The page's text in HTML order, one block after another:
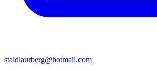
staldlaurberg@hotmail.com